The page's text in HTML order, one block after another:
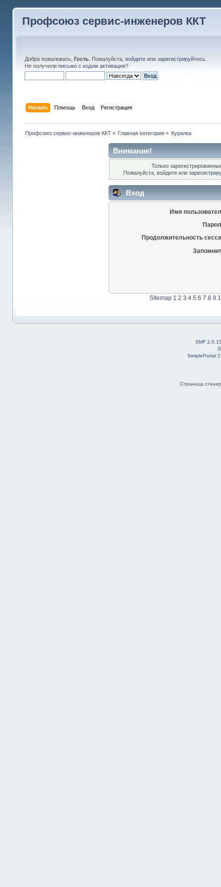
Профсоюз сервис-инженеров ККТ
Добро пожаловать, Гость. Пожалуйста, войдитеили зарегистрируйтесь.
Не получили письмо с кодом активации?
Начало Помощь Вход Регистрация
Профсоюз сервис-инженеров ККТ» Главная категория » Курилка
Внимание!
Только
Пожалуйста, войдите или
Вход
Имя
Продолжительность
Sitemap 1 2 3 4 5 6 7 8 9
SMF
SimplePortal
Страница